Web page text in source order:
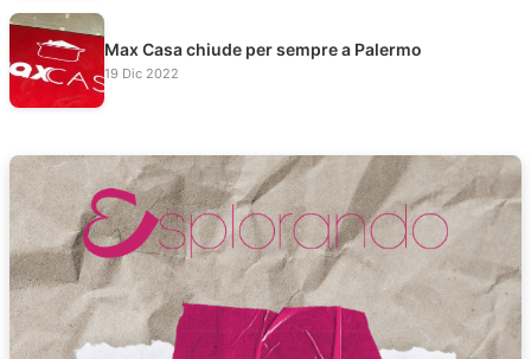
Max Casa chiude per sempre a Palermo
19 Dic 2022